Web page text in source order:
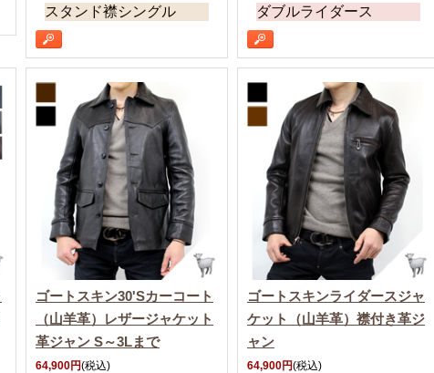
スタンド襟シングル ダブルライダース
ゴートスキン30'Sカーコート
（山羊革）レザージャケット
革ジャン S～3Lまで
64,900円(税込)
ゴートスキンライダースジャ
ケット（山羊革）襟付き革ジ
ャン
64,900円(税込)